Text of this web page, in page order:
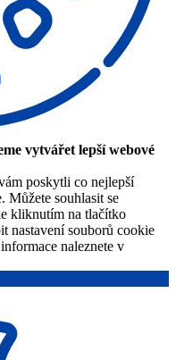
vytvářet lepší webové
poskytli co nejlepší
Můžete souhlasit se
kliknutím na tlačítko
nastavení souborů cookie
naleznete v